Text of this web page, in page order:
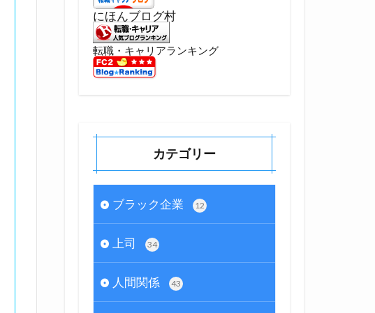
にほんブログ村
転職・キャリアランキング
カテゴリー
ブラック企業 12
上司 34
人間関係 43